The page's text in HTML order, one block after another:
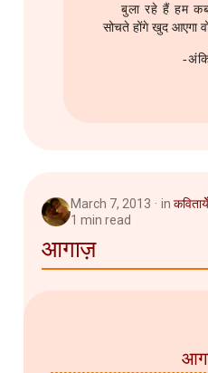
बुला रहे हैं हम
सोचते होंगे खुद आएगा
-
March 7, 2013 in कवितायेँ
1 min read
आगाज़